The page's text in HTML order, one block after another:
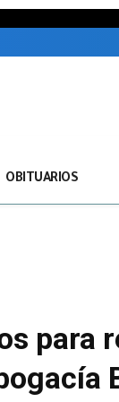
OBITUARIOS
para